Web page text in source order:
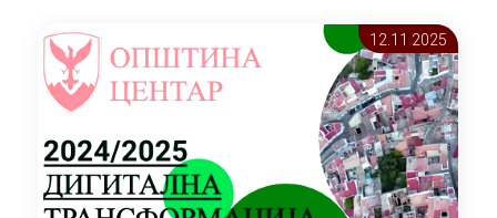
12.11 2025